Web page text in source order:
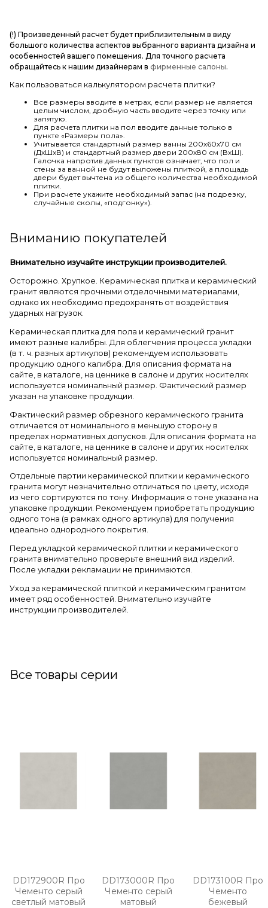
(!) Произведенный расчет будет приблизительным в виду
большого количества аспектов выбранного варианта дизайна и
особенностей вашего помещения. Для точного расчета
обращайтесь к нашим дизайнерам в фирменные салоны.
Как пользоваться калькулятором расчета плитки?
Все размеры вводите в метрах, если размер не является
целым числом, дробную часть вводите через точку или
запятую.
Для расчета плитки на пол вводите данные только в
пункте «Размеры пола».
Учитывается стандартный размер ванны 200х60х70 см
(ДхШхВ) и стандартный размер двери 200х80 см (ВхШ).
Галочка напротив данных пунктов означает, что пол и
стены за ванной не будут выложены плиткой, а площадь
двери будет вычтена из общего количества необходимой
плитки.
При расчете укажите необходимый запас (на подрезку,
случайные сколы, «подгонку»).
Вниманию покупателей
Внимательно изучайте инструкции производителей.
Осторожно. Хрупкое. Керамическая плитка и керамический
гранит являются прочными отделочными материалами,
однако их необходимо предохранять от воздействия
ударных нагрузок.
Керамическая плитка для пола и керамический гранит
имеют разные калибры. Для облегчения процесса укладки
(в т. ч. разных артикулов) рекомендуем использовать
продукцию одного калибра. Для описания формата на
сайте, в каталоге, на ценнике в салоне и других носителях
используется номинальный размер. Фактический размер
указан на упаковке продукции.
Фактический размер обрезного керамического гранита
отличается от номинального в меньшую сторону в
пределах нормативных допусков. Для описания формата на
сайте, в каталоге, на ценнике в салоне и других носителях
используется номинальный размер.
Отдельные партии керамической плитки и керамического
гранита могут незначительно отличаться по цвету, исходя
из чего сортируются по тону. Информация о тоне указана на
упаковке продукции. Рекомендуем приобретать продукцию
одного тона (в рамках одного артикула) для получения
идеально однородного покрытия.
Перед укладкой керамической плитки и керамического
гранита внимательно проверьте внешний вид изделий.
После укладки рекламации не принимаются.
Уход за керамической плиткой и керамическим гранитом
имеет ряд особенностей. Внимательно изучайте
инструкции производителей.
Все товары серии
DD172900R Про
Чементо серый
светлый матовый
DD173000R Про
Чементо серый
матовый
DD173100R Про
Чементо
бежевый